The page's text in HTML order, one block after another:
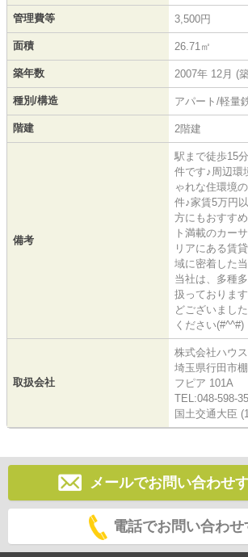
管理費等 3,500円
面積 26.71㎡
築年数 2007年 12月 (
種別/構造 アパート/軽量
階建 2階建
備考
駅まで徒歩15
件です♪周辺環
ゃれな住環境
件♪家賃5万円
方にもおすす
ト満載のカー
リアにある賃
域に密着した
当社は、多種
扱っておりま
どございまし
ください(#^^#)
取扱会社
株式会社ハウ
埼玉県行田市
フピア 101A
TEL:048-598-
国土交通大臣
メールでお問い合わせ
電話でお問い合わせ